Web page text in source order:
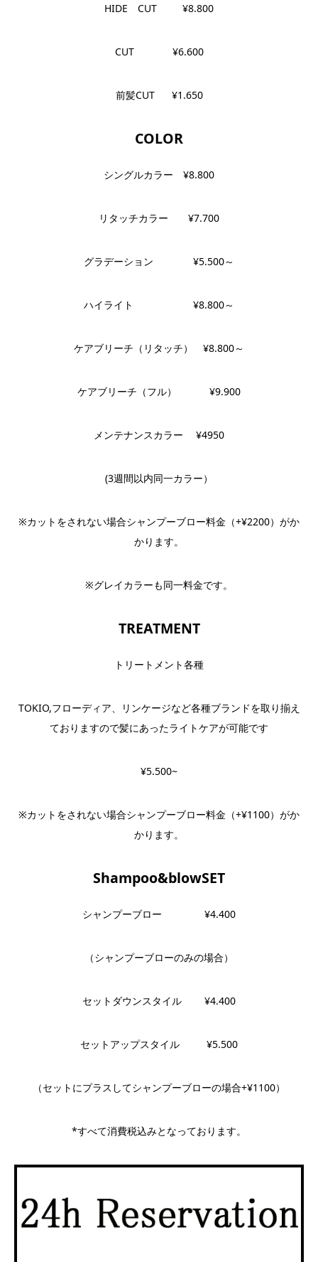
HIDE CUT ¥8.800
CUT ¥6.600
前髪CUT ¥1.650
COLOR
シングルカラー ¥8.800
リタッチカラー ¥7.700
グラデーション ¥5.500～
ハイライト ¥8.800～
ケアブリーチ（リタッチ） ¥8.800～
ケアブリーチ（フル） ¥9.900
メンテナンスカラー ¥4950
(3週間以内同一カラー）
※カットをされない場合シャンプーブロー料金（+¥2200）がか
かります。
※グレイカラーも同一料金です。
TREATMENT
トリートメント各種
TOKIO,フローディア、リンケージなど各種ブランドを取り揃え
ておりますので髪にあったライトケアが可能です
¥5.500~
※カットをされない場合シャンプーブロー料金（+¥1100）がか
かります。
Shampoo&blowSET
シャンプーブロー ¥4.400
（シャンプーブローのみの場合）
セットダウンスタイル ¥4.400
セットアップスタイル ¥5.500
（セットにプラスしてシャンプーブローの場合+¥1100）
*すべて消費税込みとなっております。